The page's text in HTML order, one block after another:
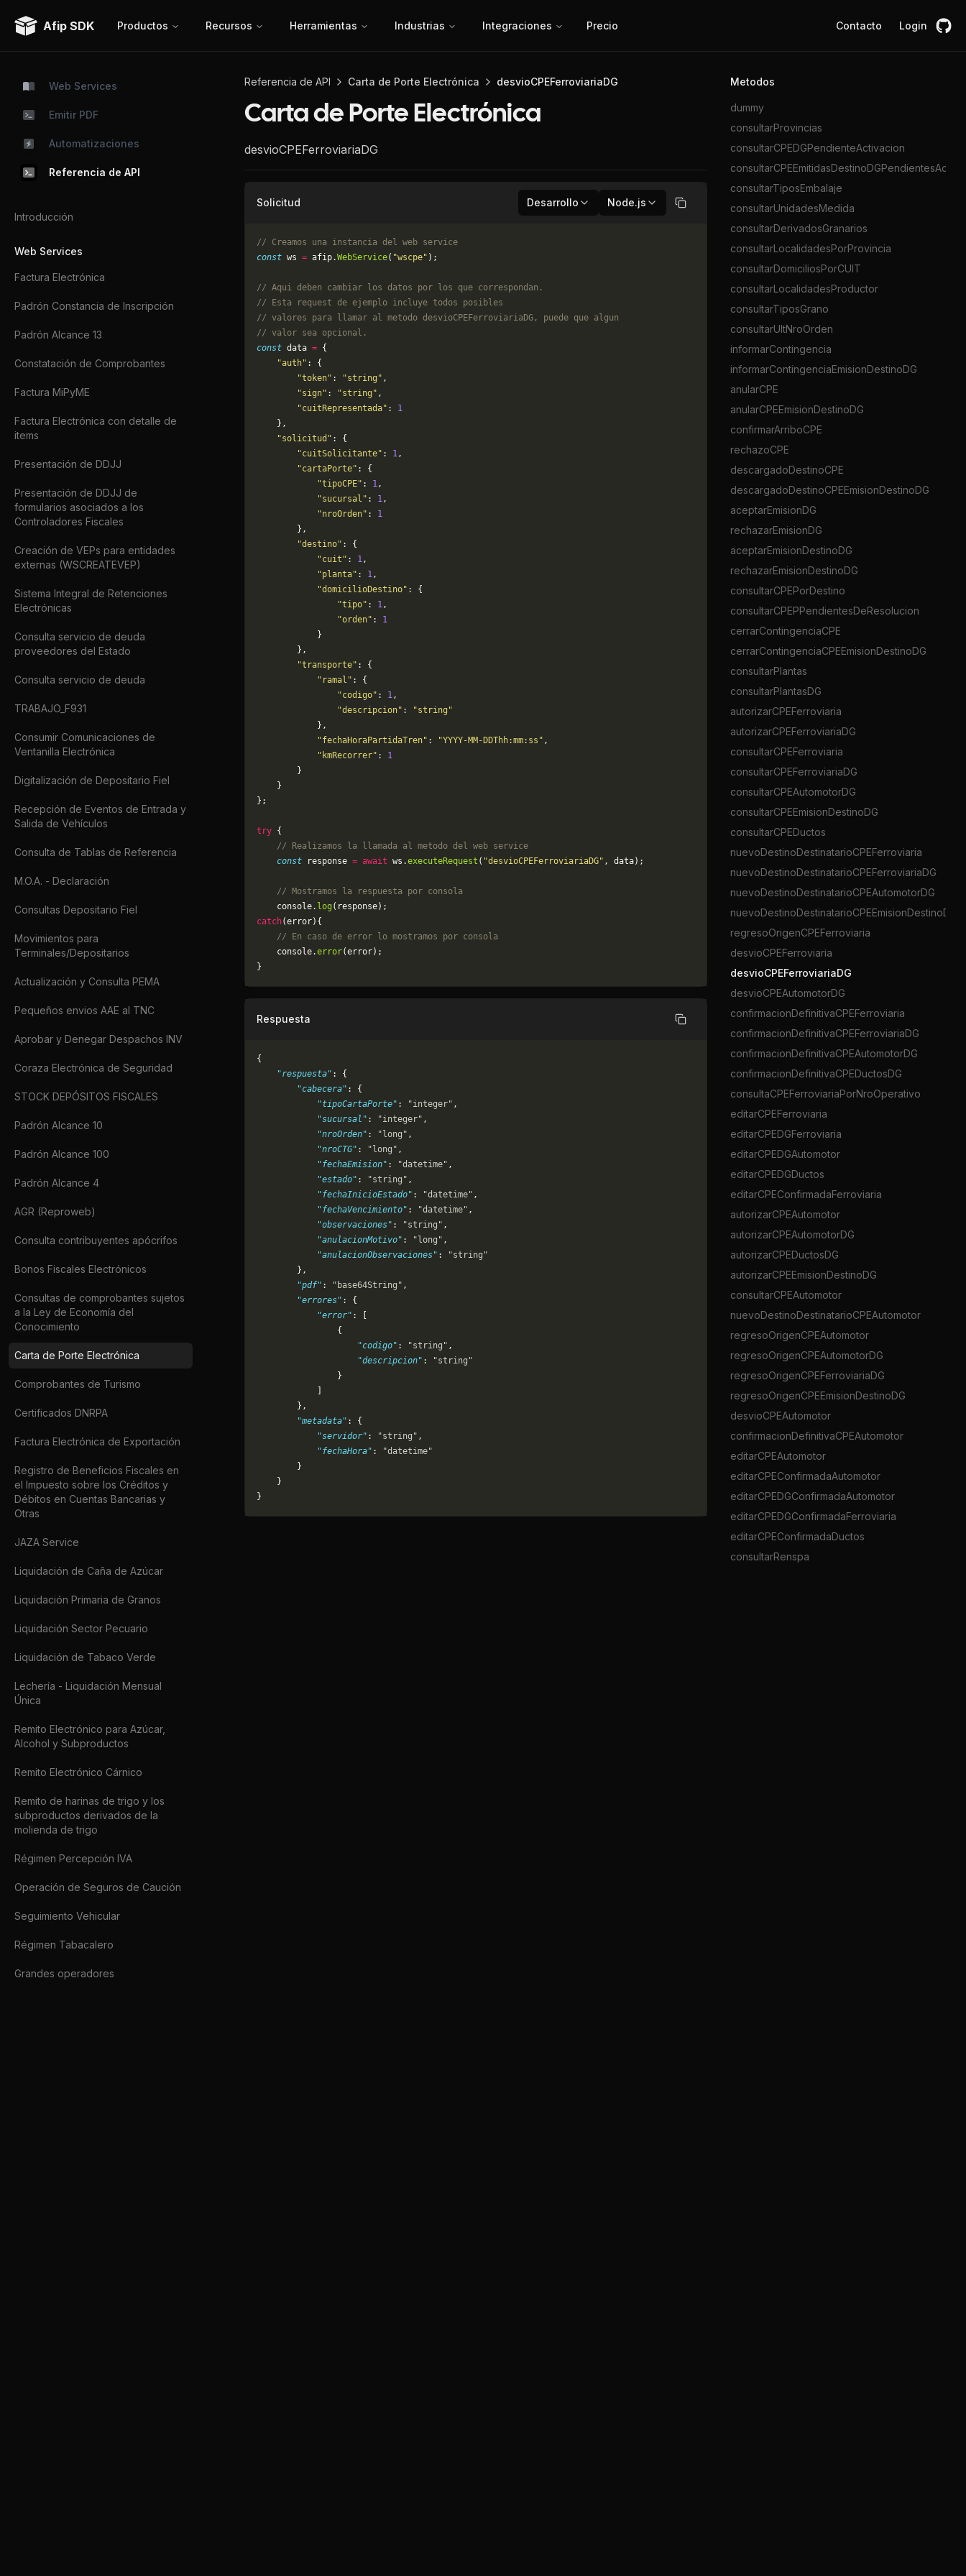
Afip SDK Productos Recursos Herramientas Industrias Integraciones Precio Contacto Login
Web Services
Emitir PDF
Automatizaciones
Referencia de API
Introducción
Web Services
Factura Electrónica
Padrón Constancia de Inscripción
Padrón Alcance 13
Constatación de Comprobantes
Factura MiPyME
Factura Electrónica con detalle de
items
Presentación de DDJJ
Presentación de DDJJ de
formularios asociados a los
Controladores Fiscales
Creación de VEPs para entidades
externas (WSCREATEVEP)
Sistema Integral de Retenciones
Electrónicas
Consulta servicio de deuda
proveedores del Estado
Consulta servicio de deuda
TRABAJO_F931
Consumir Comunicaciones de
Ventanilla Electrónica
Digitalización de Depositario Fiel
Recepción de Eventos de Entrada y
Salida de Vehículos
Consulta de Tablas de Referencia
M.O.A. - Declaración
Consultas Depositario Fiel
Movimientos para
Terminales/Depositarios
Actualización y Consulta PEMA
Pequeños envios AAE al TNC
Aprobar y Denegar Despachos INV
Coraza Electrónica de Seguridad
STOCK DEPÓSITOS FISCALES
Padrón Alcance 10
Padrón Alcance 100
Padrón Alcance 4
AGR (Reproweb)
Consulta contribuyentes apócrifos
Bonos Fiscales Electrónicos
Consultas de comprobantes sujetos
a la Ley de Economía del
Conocimiento
Carta de Porte Electrónica
Comprobantes de Turismo
Certificados DNRPA
Factura Electrónica de Exportación
Registro de Beneficios Fiscales en
el Impuesto sobre los Créditos y
Débitos en Cuentas Bancarias y
Otras
JAZA Service
Liquidación de Caña de Azúcar
Liquidación Primaria de Granos
Liquidación Sector Pecuario
Liquidación de Tabaco Verde
Lechería - Liquidación Mensual
Única
Remito Electrónico para Azúcar,
Alcohol y Subproductos
Remito Electrónico Cárnico
Remito de harinas de trigo y los
subproductos derivados de la
molienda de trigo
Régimen Percepción IVA
Operación de Seguros de Caución
Seguimiento Vehicular
Régimen Tabacalero
Grandes operadores
Referencia de API Carta de Porte Electrónica desvioCPEFerroviariaDG
Carta de Porte Electrónica
desvioCPEFerroviariaDG
Solicitud Desarrollo Node.js Copiar
// Creamos una instancia del web service
const ws = afip.WebService( "wscpe" );
// Aqui deben cambiar los datos por los que correspondan.
// Esta request de ejemplo incluye todos posibles
// valores para llamar al metodo desvioCPEFerroviariaDG, puede que algun
// valor sea opcional.
const data = {
    "auth"
: {
        "token"
: "string" ,
        "sign"
: "string" ,
        "cuitRepresentada"
: 1
    },
    "solicitud"
: {
        "cuitSolicitante"
: 1,
        "cartaPorte"
: {
            "tipoCPE"
: 1,
            "sucursal"
: 1,
            "nroOrden"
: 1
        },
        "destino"
: {
            "cuit"
: 1,
            "planta"
: 1,
            "domicilioDestino"
: {
                "tipo"
: 1,
                "orden"
: 1
            }
        },
        "transporte"
: {
            "ramal"
: {
                "codigo"
: 1,
                "descripcion"
:
"string"
            },
            "fechaHoraPartidaTren"
: "YYYY-MM-DDThh:mm:ss" ,
            "kmRecorrer"
: 1
        }
    }
};
try {
    // Realizamos la llamada al metodo del web service
    const
response = await ws.executeRequest ( "desvioCPEFerroviariaDG" , data);
    // Mostramos la respuesta por consola
    console.
log (response);
catch(error){
    // En caso de error lo mostramos por consola
	console.
error(error);
}
Respuesta Copiar
{
    "respuesta"
: {
        "cabecera"
: {
            "tipoCartaPorte"
: "integer" ,
            "sucursal"
: "integer" ,
            "nroOrden"
: "long" ,
            "nroCTG"
: "long" ,
            "fechaEmision"
: "datetime" ,
            "estado"
: "string" ,
            "fechaInicioEstado"
: "datetime" ,
            "fechaVencimiento"
: "datetime" ,
            "observaciones"
: "string" ,
            "anulacionMotivo"
: "long" ,
            "anulacionObservaciones"
:
"string"
        },
        "pdf"
: "base64String" ,
        "errores"
: {
            "error"
: [
                {
                    "codigo"
: "string" ,
                    "descripcion"
:
"string"
                }
        },
        "metadata"
: {
            "servidor"
: "string" ,
            "fechaHora"
:
"datetime"
        }
    }
}
Metodos
dummy
consultarProvincias
consultarCPEDGPendienteActivacion
consultarTiposEmbalaje
consultarUnidadesMedida
consultarDerivadosGranarios
consultarLocalidadesPorProvincia
consultarDomiciliosPorCUIT
consultarLocalidadesProductor
consultarTiposGrano
consultarUltNroOrden
informarContingencia
informarContingenciaEmisionDestinoDG
anularCPE
anularCPEEmisionDestinoDG
confirmarArriboCPE
rechazoCPE
descargadoDestinoCPE
descargadoDestinoCPEEmisionDestinoDG
aceptarEmisionDG
rechazarEmisionDG
aceptarEmisionDestinoDG
rechazarEmisionDestinoDG
consultarCPEPorDestino
consultarCPEPPendientesDeResolucion
cerrarContingenciaCPE
cerrarContingenciaCPEEmisionDestinoDG
consultarPlantas
consultarPlantasDG
autorizarCPEFerroviaria
autorizarCPEFerroviariaDG
consultarCPEFerroviaria
consultarCPEFerroviariaDG
consultarCPEAutomotorDG
consultarCPEEmisionDestinoDG
consultarCPEDuctos
nuevoDestinoDestinatarioCPEFerroviaria
nuevoDestinoDestinatarioCPEFerroviariaDG
nuevoDestinoDestinatarioCPEAutomotorDG
nuevoDestinoDestinatarioCPEEmisionDestinoDG
regresoOrigenCPEFerroviaria
desvioCPEFerroviaria
desvioCPEFerroviariaDG
desvioCPEAutomotorDG
confirmacionDefinitivaCPEFerroviaria
confirmacionDefinitivaCPEFerroviariaDG
confirmacionDefinitivaCPEAutomotorDG
confirmacionDefinitivaCPEDuctosDG
consultaCPEFerroviariaPorNroOperativo
editarCPEFerroviaria
editarCPEDGFerroviaria
editarCPEDGAutomotor
editarCPEDGDuctos
editarCPEConfirmadaFerroviaria
autorizarCPEAutomotor
autorizarCPEAutomotorDG
autorizarCPEDuctosDG
autorizarCPEEmisionDestinoDG
consultarCPEAutomotor
nuevoDestinoDestinatarioCPEAutomotor
regresoOrigenCPEAutomotor
regresoOrigenCPEAutomotorDG
regresoOrigenCPEFerroviariaDG
regresoOrigenCPEEmisionDestinoDG
desvioCPEAutomotor
confirmacionDefinitivaCPEAutomotor
editarCPEAutomotor
editarCPEConfirmadaAutomotor
editarCPEDGConfirmadaAutomotor
editarCPEDGConfirmadaFerroviaria
editarCPEConfirmadaDuctos
consultarRenspa